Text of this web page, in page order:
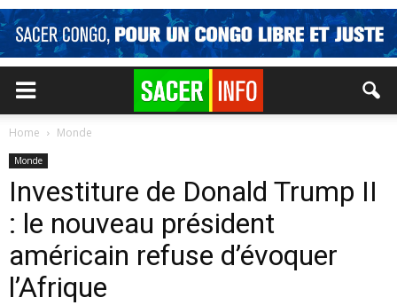
Home Monde
Monde
Investiture de Donald Trump II
: le nouveau président
américain refuse d’évoquer
l’Afrique